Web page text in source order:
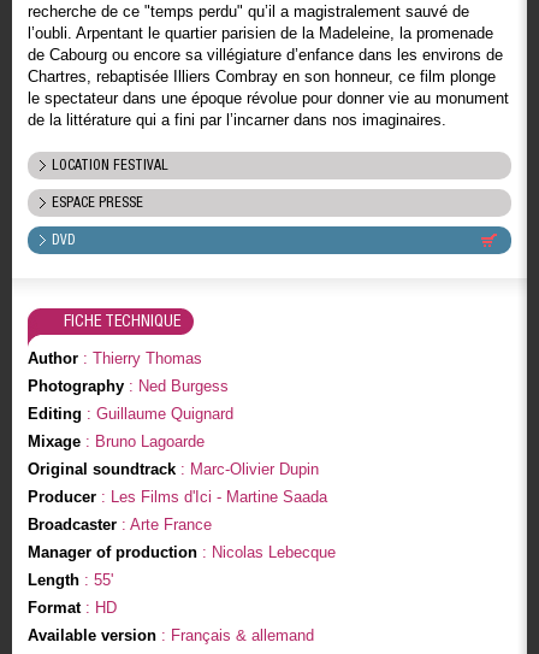
recherche de ce "temps perdu" qu’il a magistralement sauvé de
l’oubli. Arpentant le quartier parisien de la Madeleine, la promenade
de Cabourg ou encore sa villégiature d’enfance dans les environs de
Chartres, rebaptisée Illiers Combray en son honneur, ce film plonge
le spectateur dans une époque révolue pour donner vie au monument
de la littérature qui a fini par l’incarner dans nos imaginaires.
LOCATION FESTIVAL
ESPACE PRESSE
DVD
FICHE TECHNIQUE
Author: Thierry Thomas
Photography: Ned Burgess
Editing : Guillaume Quignard
Mixage: Bruno Lagoarde
Original soundtrack: Marc-Olivier Dupin
Producer: Les Films d'Ici - Martine Saada
Broadcaster: Arte France
Manager of production: Nicolas Lebecque
Length: 55'
Format: HD
Available version: Français & allemand